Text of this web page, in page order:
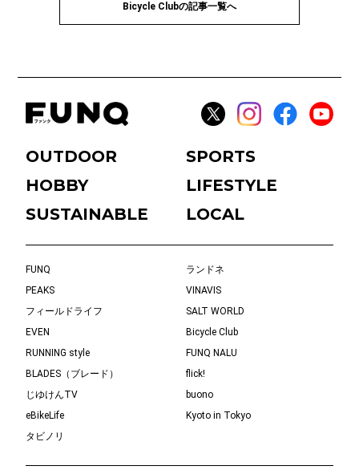
Bicycle Clubの記事一覧へ
OUTDOOR
SPORTS
HOBBY
LIFESTYLE
SUSTAINABLE
LOCAL
FUNQ
ランドネ
PEAKS
VINAVIS
フィールドライフ
SALT WORLD
EVEN
Bicycle Club
RUNNING style
FUNQ NALU
BLADES（ブレード）
flick!
じゆけんTV
buono
eBikeLife
Kyoto in Tokyo
タビノリ